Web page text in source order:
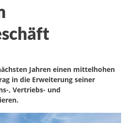
Jahren einen mittelhohen
in die Erweiterung seiner
, Vertriebs- und